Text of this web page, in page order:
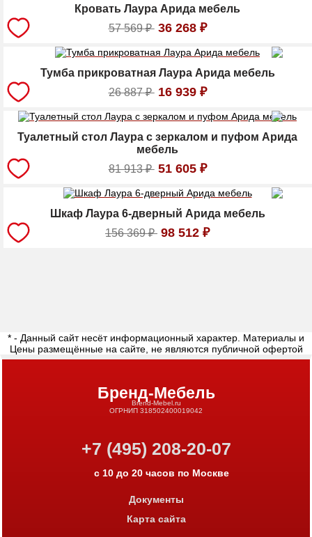
Кровать Лаура Арида мебель
57 569₽ 36 268 ₽
Тумба прикроватная Лаура Арида мебель
26 887₽ 16 939 ₽
Туалетный стол Лаура с зеркалом и пуфом Арида
мебель
81 913₽ 51 605 ₽
Шкаф Лаура 6-дверный Арида мебель
156 369₽ 98 512 ₽
* - Данный сайт несёт информационный характер. Материалы и
Цены размещённые на сайте, не являются публичной офертой
Бренд-Мебель
Brend-Mebel.ru
ОГРНИП 318502400019042
+7 (495) 208-20-07
с 10 до 20 часов по Москве
Документы
Карта сайта